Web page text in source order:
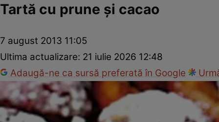
Tartă cu prune şi cacao
7 august 2013 11:05
Ultima actualizare: 21 iulie 2026 12:48
Adaugă-ne ca sursă preferată în Google